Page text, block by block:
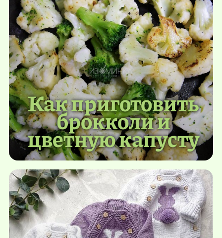
Как приготовить
брокколи и
цветную капусту